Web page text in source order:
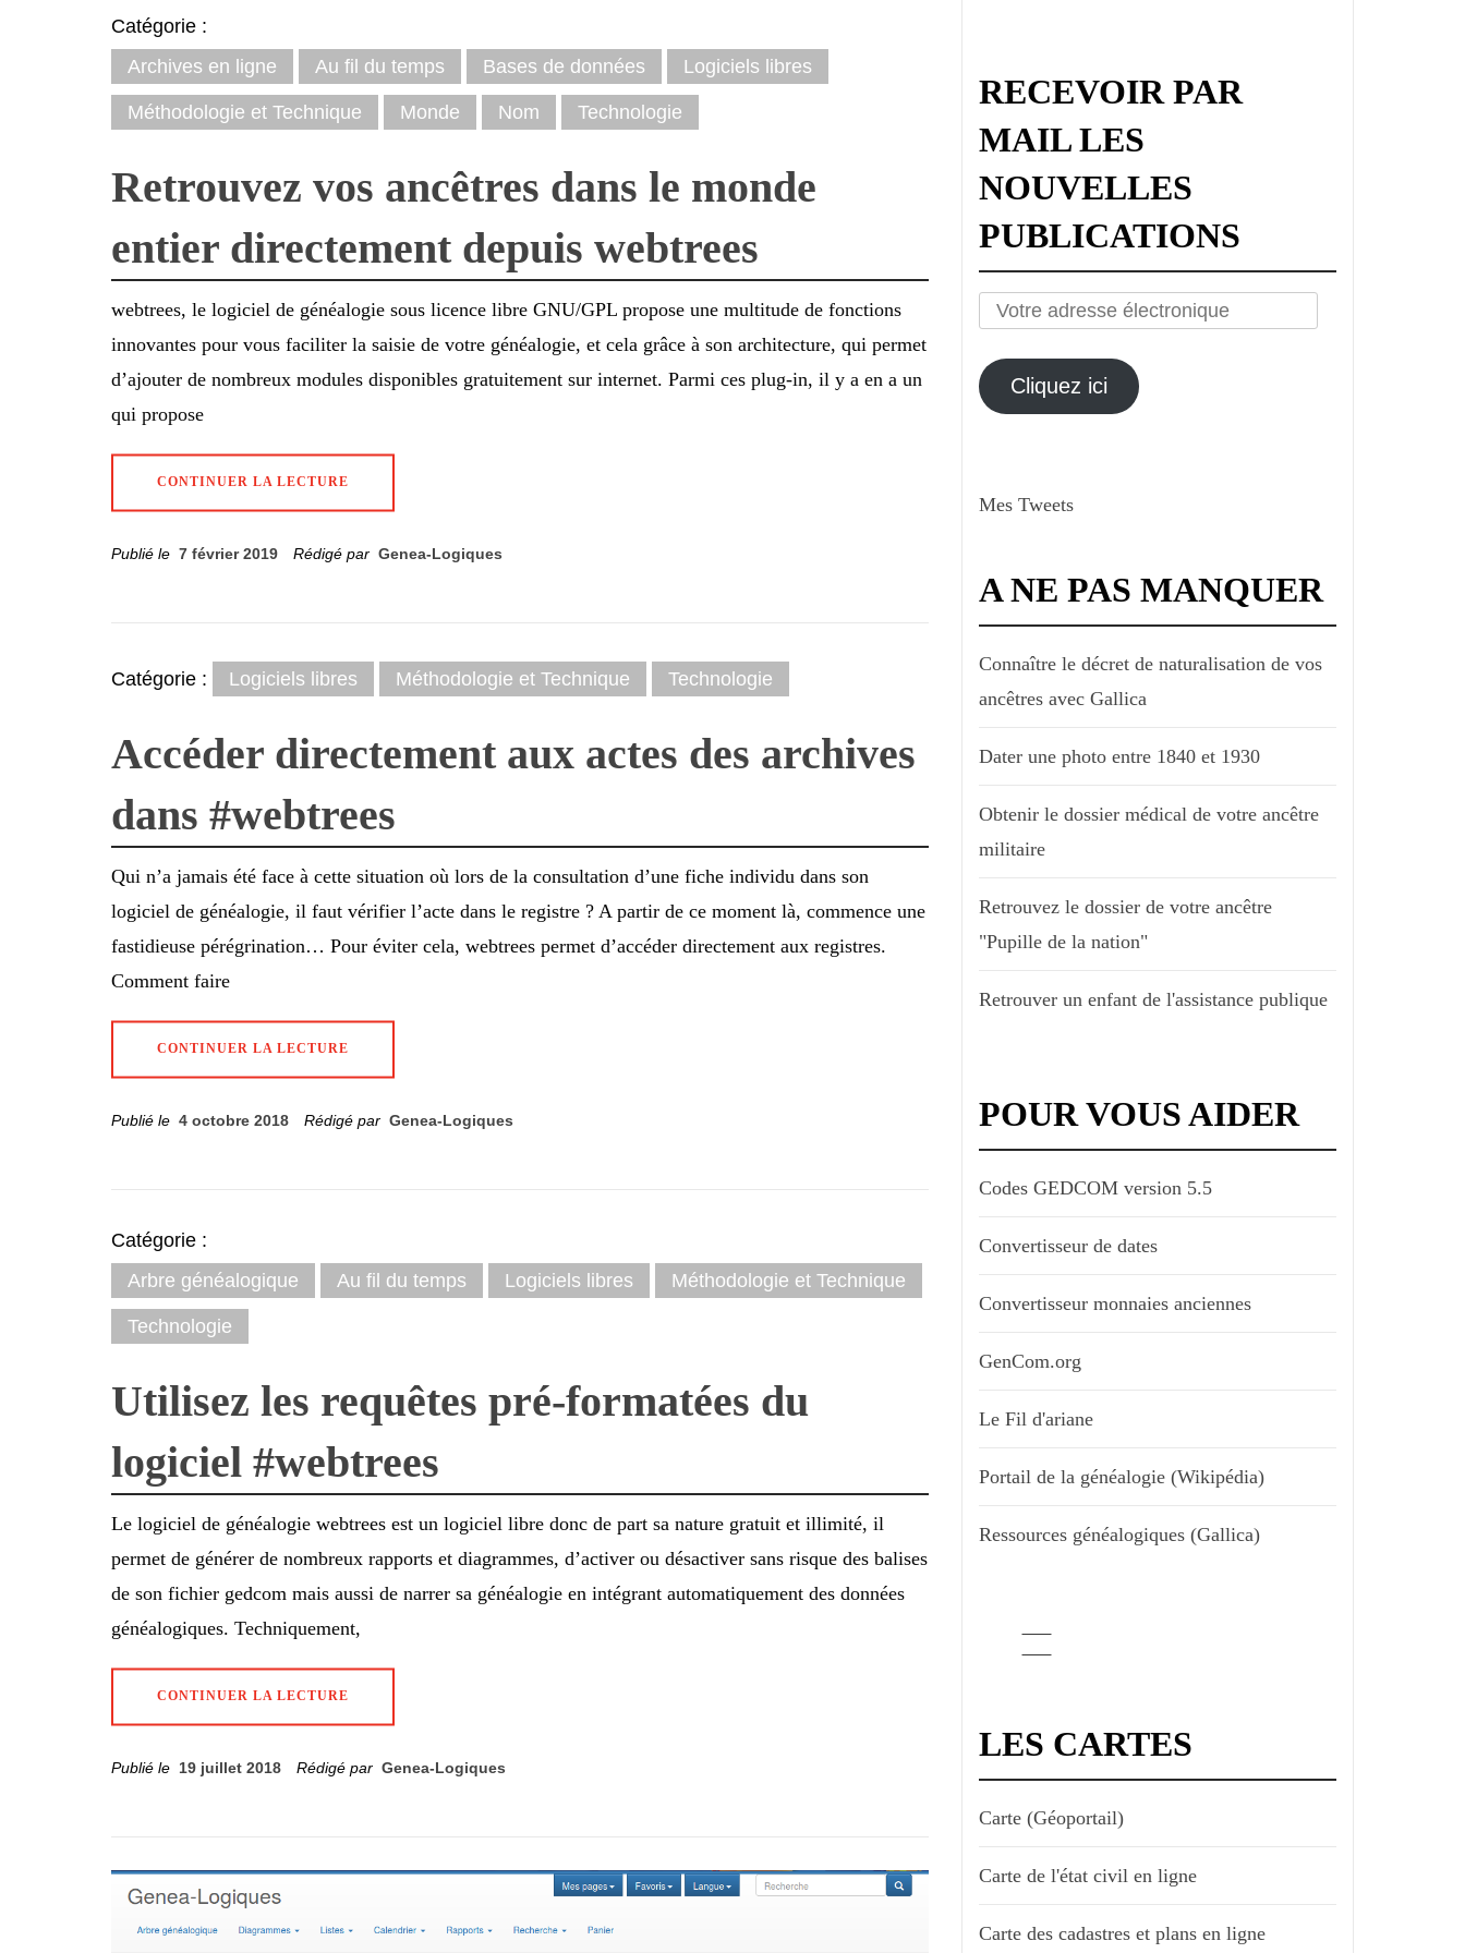
Catégorie :
Archives en ligne
Au fil du temps Bases de données Logiciels libres
Méthodologie et Technique Monde Nom Technologie
Retrouvez vos ancêtres dans le monde
entier directement depuis webtrees
webtrees, le logiciel de généalogie sous licence libre GNU/GPL propose une multitude de fonctions
innovantes pour vous faciliter la saisie de votre généalogie, et cela grâce à son architecture, qui permet
d’ajouter de nombreux modules disponibles gratuitement sur internet. Parmi ces plug-in, il y a en a un
qui propose
CONTINUER LA LECTURE
Publié le 7 février 2019 Rédigé par Genea-Logiques
Catégorie : Logiciels libres Méthodologie et Technique Technologie
Accéder directement aux actes des archives
dans #webtrees
Qui n’a jamais été face à cette situation où lors de la consultation d’une fiche individu dans son
logiciel de généalogie, il faut vérifier l’acte dans le registre ? A partir de ce moment là, commence une
fastidieuse pérégrination… Pour éviter cela, webtrees permet d’accéder directement aux registres.
Comment faire
CONTINUER LA LECTURE
Publié le 4 octobre 2018 Rédigé par Genea-Logiques
Catégorie :
Arbre généalogique
Au fil du temps Logiciels libres Méthodologie et Technique
Technologie
Utilisez les requêtes pré-formatées du
logiciel #webtrees
Le logiciel de généalogie webtrees est un logiciel libre donc de part sa nature gratuit et illimité, il
permet de générer de nombreux rapports et diagrammes, d’activer ou désactiver sans risque des balises
de son fichier gedcom mais aussi de narrer sa généalogie en intégrant automatiquement des données
généalogiques. Techniquement,
CONTINUER LA LECTURE
Publié le 19 juillet 2018 Rédigé par Genea-Logiques
RECEVOIR PAR
MAIL LES
NOUVELLES
PUBLICATIONS
Votre
électronique
Cliquez ici
Mes Tweets
A NE PAS MANQUER
Connaître le décret de naturalisation de vos
ancêtres avec Gallica
Dater une photo entre 1840 et 1930
Obtenir le dossier médical de votre ancêtre
militaire
Retrouvez le dossier de votre ancêtre
"Pupille de la nation"
Retrouver un enfant de l'assistance publique
POUR VOUS AIDER
Codes GEDCOM version 5.5
Convertisseur de dates
Convertisseur monnaies anciennes
GenCom.org
Le Fil d'ariane
Portail de la généalogie (Wikipédia)
Ressources généalogiques (Gallica)
LES CARTES
Carte (Géoportail)
Carte de l'état civil en ligne
Carte des cadastres et plans en ligne